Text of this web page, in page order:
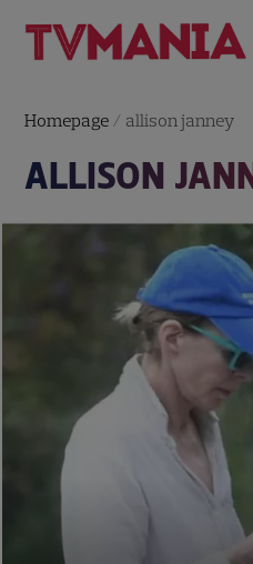
Homepage / allison janney
ALLISON